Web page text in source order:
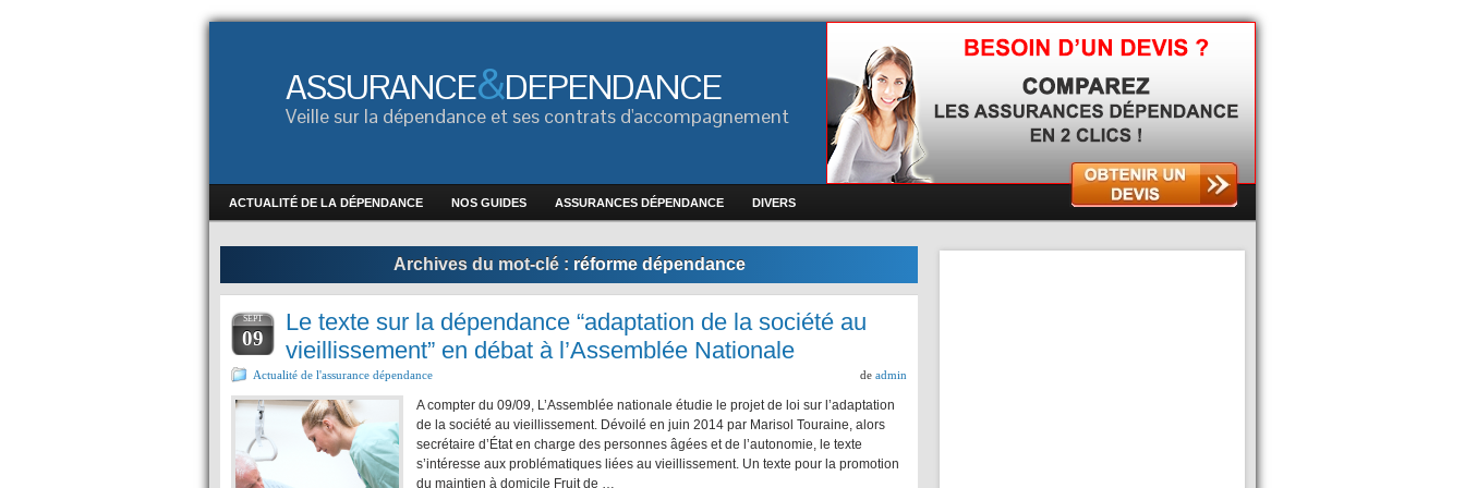
ASSURANCE&DEPENDANCE
Veille sur la dépendance et ses contrats d'accompagnement
ACTUALITÉ DE LA DÉPENDANCE NOS GUIDES ASSURANCES DÉPENDANCE DIVERS
Archives du mot-clé : réforme dépendance
SEPT
09
Le texte sur la dépendance “adaptation de la société au
vieillissement” en débat à l’Assemblée Nationale
Actualité de l'assurance dépendance de admin
A compter du 09/09, L’Assemblée nationale étudie le projet de loi sur l’adaptation
de la société au vieillissement. Dévoilé en juin 2014 par Marisol Touraine, alors
secrétaire d’État en charge des personnes âgées et de l’autonomie, le texte
s’intéresse aux problématiques liées au vieillissement. Un texte pour la promotion
du maintien à domicile Fruit de …